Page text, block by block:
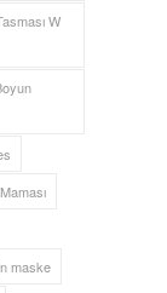
W
maske